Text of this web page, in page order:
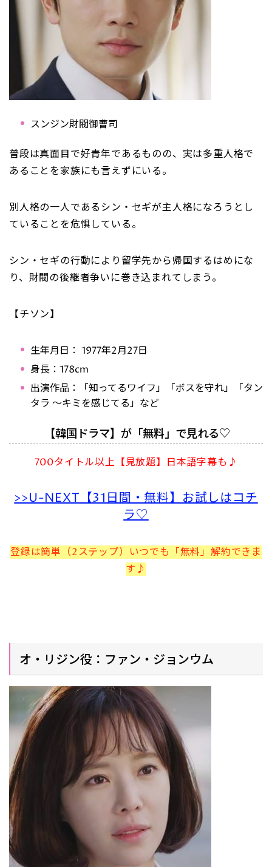
スンジン財閥御曹司
普段は真面目で好青年であるものの、実は多重人格で
あることを家族にも言えずにいる。
別人格の一人であるシン・セギが主人格になろうとし
ていることを危惧している。
シン・セギの行動により留学先から帰国するはめにな
り、財閥の後継者争いに巻き込まれてしまう。
【チソン】
生年月日： 1977年2月27日
身長：178cm
出演作品：「知ってるワイフ」「ボスを守れ」「タン
タラ ～キミを感じてる」など
【韓国ドラマ】が「無料」で見れる♡
700タイトル以上【見放題】日本語字幕も♪
>>U-NEXT【31日間・無料】お試しはコチ
ラ♡
登録は簡単（2ステップ）いつでも「無料」解約できま
す♪
オ・リジン役：ファン・ジョンウム